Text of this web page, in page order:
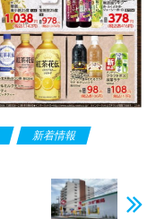
新着情報